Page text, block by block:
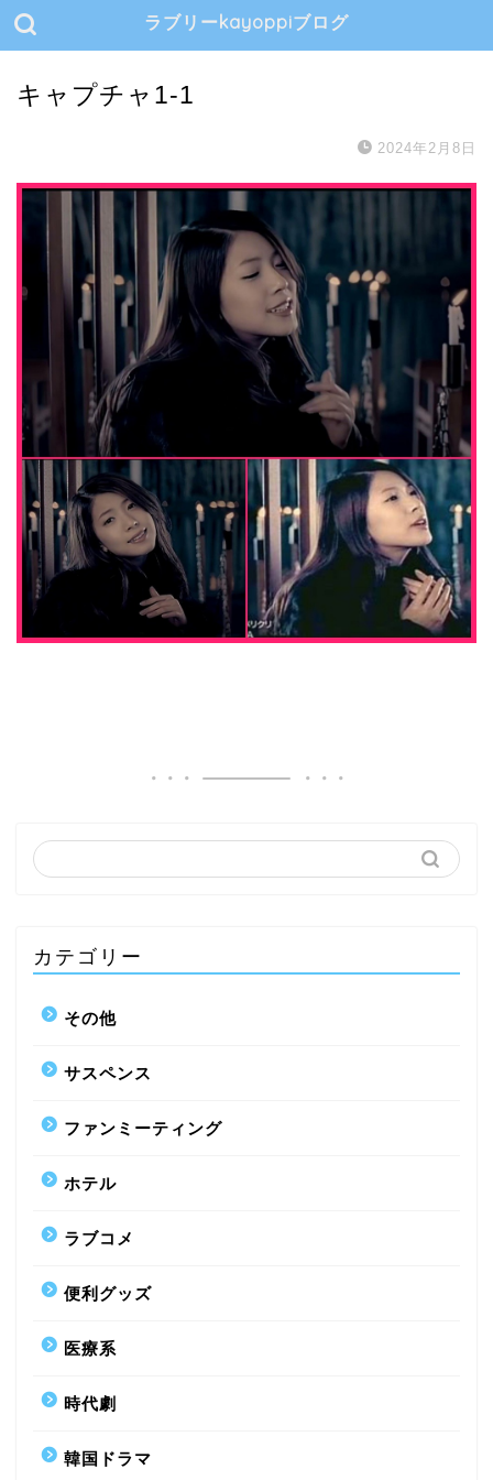
ラブリーkayoppiブログ
キャプチャ1-1
2024年2月8日
カテゴリー
その他
サスペンス
ファンミーティング
ホテル
ラブコメ
便利グッズ
医療系
時代劇
韓国ドラマ